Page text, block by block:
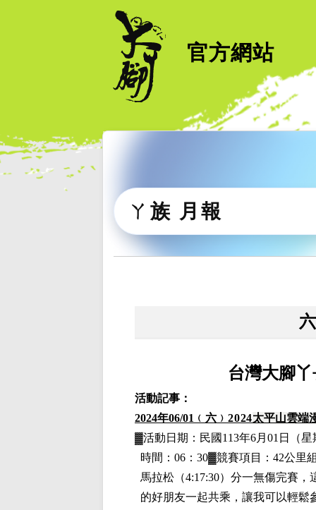
官方網站
ㄚ族 月報
台灣大腳
活動記事：
2024年06/01 ﹙六﹚ 2024太平山雲端
▓活動日期： 民國113年6月01日
（
時間：06：30▓競賽項目：42公里
馬拉松（4:17:30）分一無傷完賽
的好朋友一起共乘，讓我可以輕鬆